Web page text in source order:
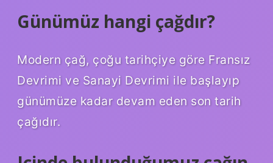
Günümüz hangi çağdır?
Modern çağ, çoğu tarihçiye göre Fransız
Devrimi ve Sanayi Devrimi ile başlayıp
günümüze kadar devam eden son tarih
çağıdır.